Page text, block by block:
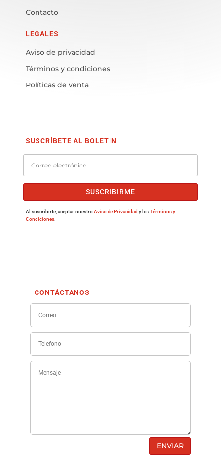
Contacto
LEGALES
Aviso de privacidad
Términos y condiciones
Políticas de venta
SUSCRÍBETE AL BOLETIN
SUSCRIBIRME
Al suscribirte, aceptas nuestroAviso de Privacidad y losTérminos y
Condiciones.
CONTÁCTANOS
ENVIAR